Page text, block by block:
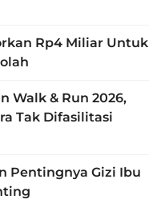
Rp4 Miliar Untuk
Walk & Run 2026,
Tak Difasilitasi
Pentingnya Gizi Ibu